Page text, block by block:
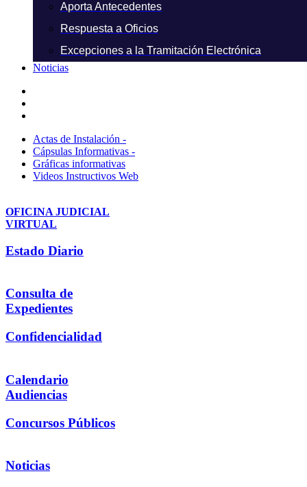
Aporta Antecedentes
Respuesta a Oficios
Excepciones a la Tramitación Electrónica
Noticias
Actas de Instalación -
Cápsulas Informativas -
Gráficas informativas
Videos Instructivos Web
OFICINA JUDICIAL
VIRTUAL
Estado Diario
Consulta de
Expedientes
Confidencialidad
Calendario
Audiencias
Concursos Públicos
Noticias